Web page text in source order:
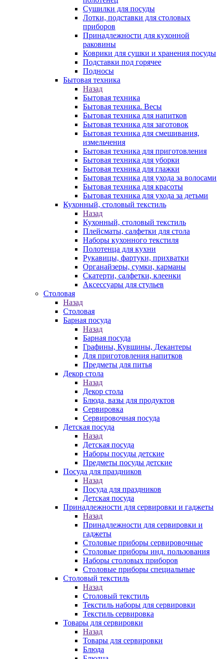
Сушилки для посуды
Лотки, подставки для столовых
приборов
Принадлежности для кухонной
раковины
Коврики для сушки и хранения посуды
Подставки под горячее
Подносы
Бытовая техника
Назад
Бытовая техника
Бытовая техника. Весы
Бытовая техника для напитков
Бытовая техника для заготовок
Бытовая техника для смешивания,
измельчения
Бытовая техника для приготовления
Бытовая техника для уборки
Бытовая техника для глажки
Бытовая техника для ухода за волосами
Бытовая техника для красоты
Бытовая техника для ухода за детьми
Кухонный, столовый текстиль
Назад
Кухонный, столовый текстиль
Плейсматы, салфетки для стола
Наборы кухонного текстиля
Полотенца для кухни
Рукавицы, фартуки, прихватки
Органайзеры, сумки, карманы
Скатерти, салфетки, клеенки
Аксессуары для стульев
Столовая
Назад
Столовая
Барная посуда
Назад
Барная посуда
Графины, Кувшины, Декантеры
Для приготовления напитков
Предметы для питья
Декор стола
Назад
Декор стола
Блюда, вазы для продуктов
Сервировка
Сервировочная посуда
Детская посуда
Назад
Детская посуда
Наборы посуды детские
Предметы посуды детские
Посуда для праздников
Назад
Посуда для праздников
Детская посуда
Принадлежности для сервировки и гаджеты
Назад
Принадлежности для сервировки и
гаджеты
Столовые приборы сервировочные
Столовые приборы инд. пользования
Наборы столовых приборов
Столовые приборы специальные
Столовый текстиль
Назад
Столовый текстиль
Текстиль наборы для сервировки
Текстиль сервировка
Товары для сервировки
Назад
Товары для сервировки
Блюда